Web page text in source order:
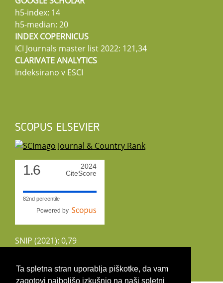
Ta spletna stran uporablja piškotke, da vam
zagotovi najboljšo izkušnjo na naši spletni
h5-index: 14
h5-median: 20
INDEX COPERNICUS
ICI Journals master list 2022: 121,34
CLARIVATE ANALYTICS
Indeksirano v ESCI
SCOPUS ELSEVIER
1.6
2024
CiteScore
82nd percentile
Powered by
SNIP (2021): 0,79